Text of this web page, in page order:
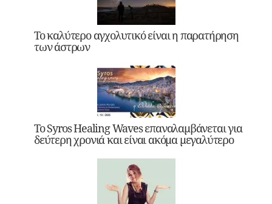
Το καλύτερο αγχολυτικό είναι η παρατήρηση
των άστρων
Το Syros Healing Waves επαναλαμβάνεται για
δεύτερη χρονιά και είναι ακόμα μεγαλύτερο